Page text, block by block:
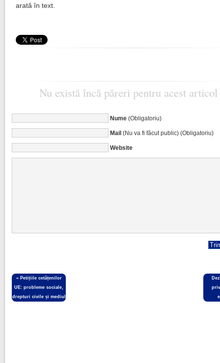
arată în text.
Nu există încă păreri pentru acest articol
Nume(Obligatoriu)
Mail(Nu va fi făcut public) (Obligatoriu)
Website
« Petițiile cetățenilor
UE: probleme sociale,
drepturi civile și mediul